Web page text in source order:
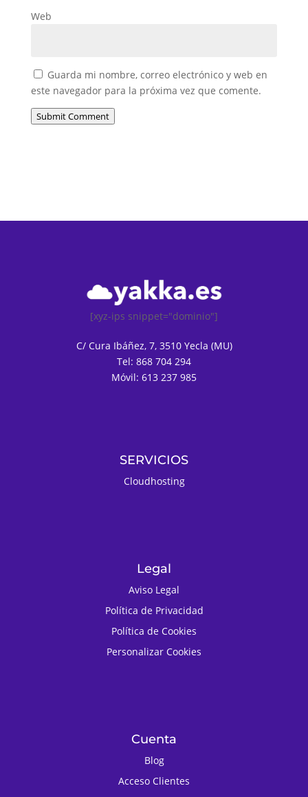
Web
Guarda mi nombre, correo electrónico y web en
este navegador para la próxima vez que comente.
Submit Comment
[xyz-ips snippet="dominio"]
C/ Cura Ibáñez, 7, 3510 Yecla (MU)
Tel: 868 704 294
Móvil: 613 237 985
SERVICIOS
Cloudhosting
Legal
Aviso Legal
Política de Privacidad
Política de Cookies
Personalizar Cookies
Cuenta
Blog
Acceso Clientes